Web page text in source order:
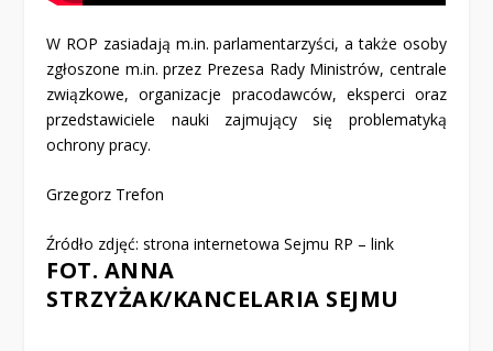
W ROP zasiadają m.in. parlamentarzyści, a także osoby
zgłoszone m.in. przez Prezesa Rady Ministrów, centrale
związkowe, organizacje pracodawców, eksperci oraz
przedstawiciele nauki zajmujący się problematyką
ochrony pracy.
Grzegorz Trefon
Źródło zdjęć: strona internetowa Sejmu RP –link
FOT. ANNA
STRZYŻAK/KANCELARIA SEJMU